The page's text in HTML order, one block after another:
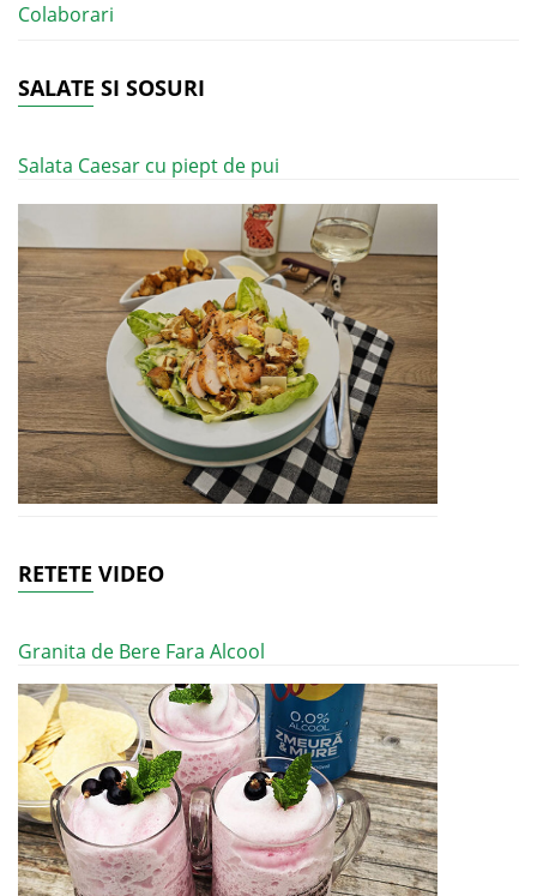
Colaborari
SALATE SI SOSURI
Salata Caesar cu piept de pui
RETETE VIDEO
Granita de Bere Fara Alcool